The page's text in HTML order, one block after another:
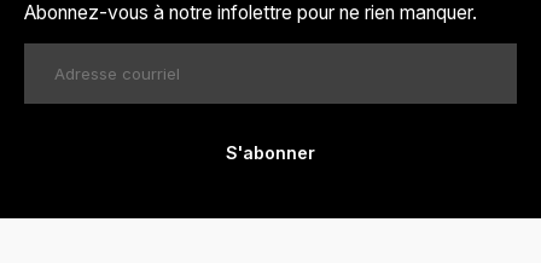
Abonnez-vous à notre infolettre pour ne rien manquer.
S'abonner